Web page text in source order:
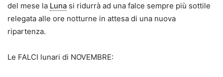
del mese la Luna si ridurrà ad una falce sempre più sottile
relegata alle ore notturne in attesa di una nuova
ripartenza.
Le FALCI lunari di NOVEMBRE: